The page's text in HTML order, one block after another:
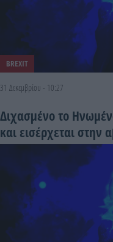
BREXIT
31 Δεκεμβρίου - 10:27
Διχασμένο το
και εισέρχεται στην